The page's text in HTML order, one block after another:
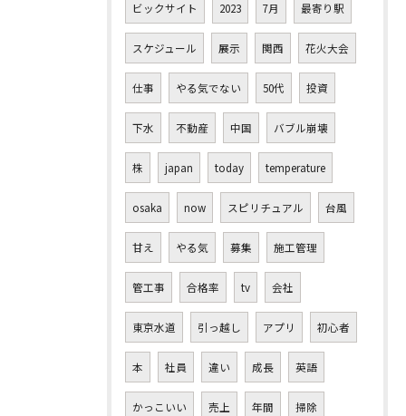
ビックサイト 2023 7月 最寄り駅
スケジュール 展示 関西 花火大会
仕事 やる気でない 50代 投資
下水 不動産 中国 バブル崩壊
株 japan today temperature
osaka now スピリチュアル 台風
甘え やる気 募集 施工管理
管工事 合格率 tv 会社
東京水道 引っ越し アプリ 初心者
本 社員 違い 成長 英語
かっこいい 売上 年間 掃除